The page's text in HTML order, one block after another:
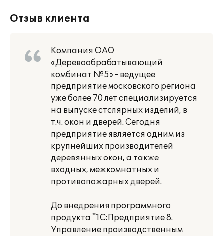
Отзыв клиента
Компания ОАО
«Деревообрабатывающий
комбинат №5» - ведущее
предприятие московского региона
уже более 70 лет специализируется
на выпуске столярных изделий, в
т.ч. окон и дверей. Сегодня
предприятие является одним из
крупнейших производителей
деревянных окон, а также
входных, межкомнатных и
противопожарных дверей.
До внедрения программного
продукта "1С:Предприятие 8.
Управление производственным